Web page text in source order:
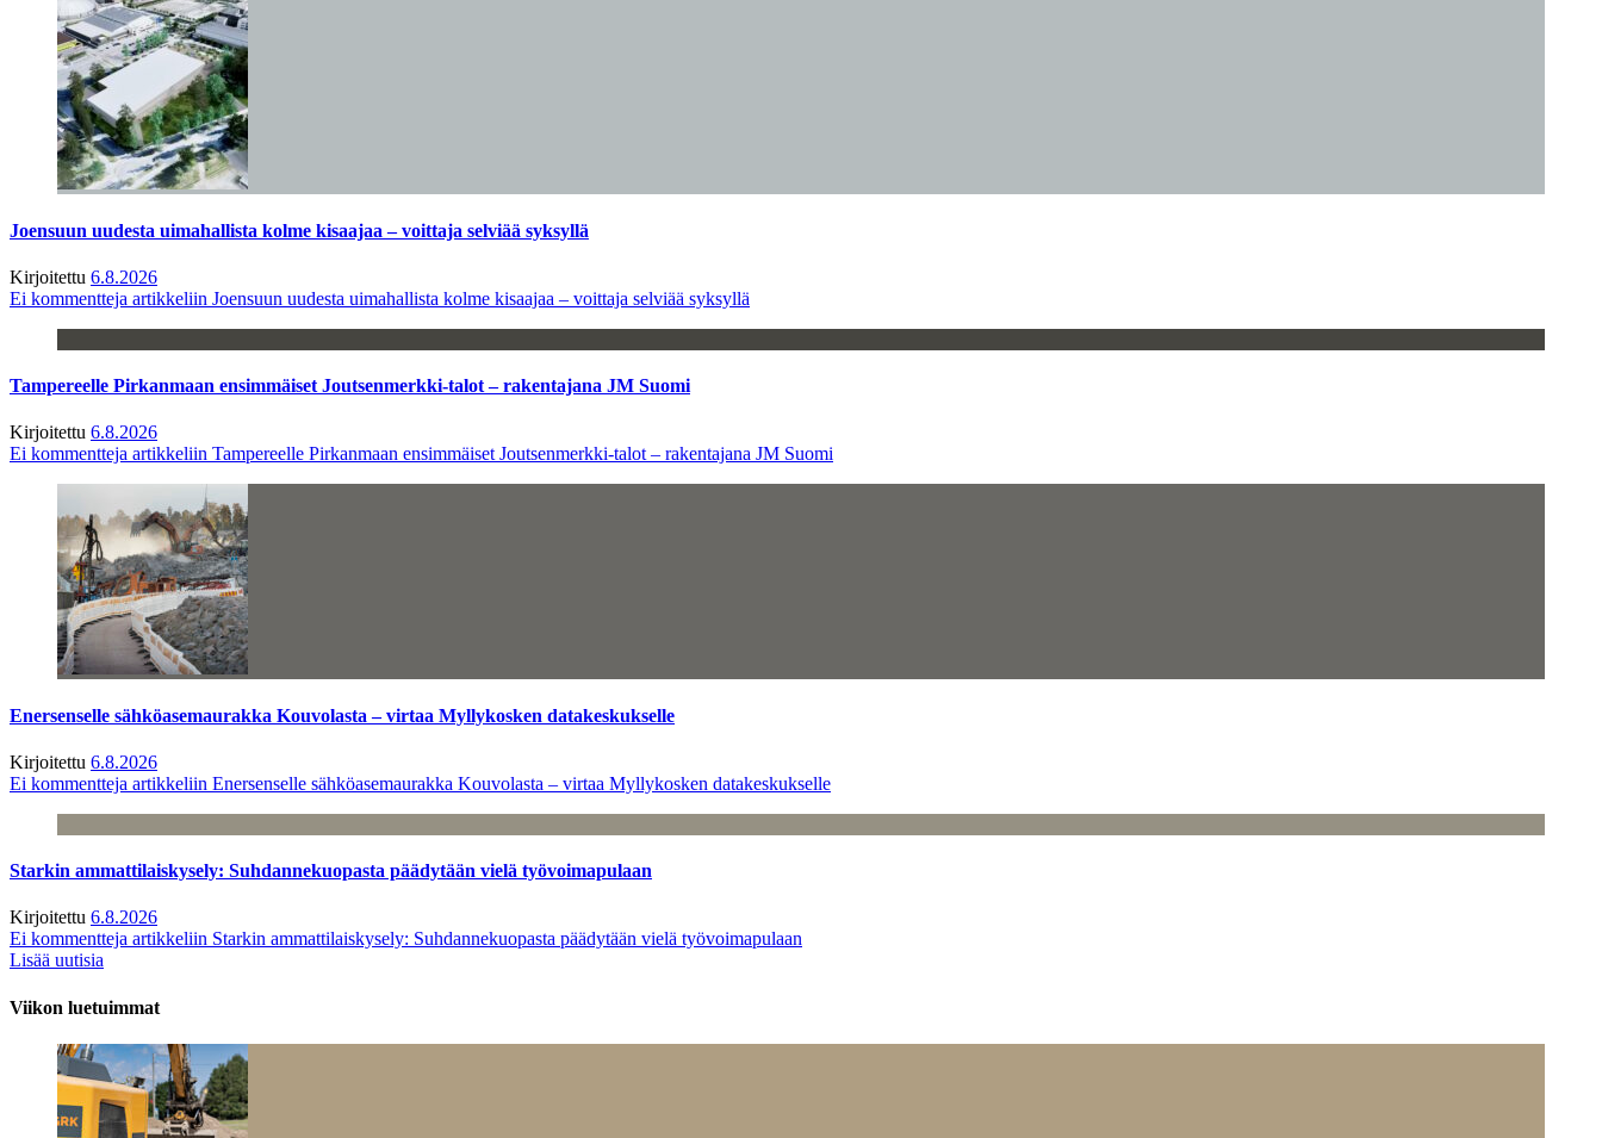
Joensuun uudesta uimahallista kolme kisaajaa – voittaja selviää syksyllä
Kirjoitettu 6.8.2026
Ei kommentteja artikkeliin Joensuun uudesta uimahallista kolme kisaajaa – voittaja selviää syksyllä
Tampereelle Pirkanmaan ensimmäiset Joutsenmerkki-talot – rakentajana JM Suomi
Kirjoitettu 6.8.2026
Ei kommentteja artikkeliin Tampereelle Pirkanmaan ensimmäiset Joutsenmerkki-talot – rakentajana JM Suomi
Enersenselle sähköasemaurakka Kouvolasta – virtaa Myllykosken datakeskukselle
Kirjoitettu 6.8.2026
Ei kommentteja artikkeliin Enersenselle sähköasemaurakka Kouvolasta – virtaa Myllykosken datakeskukselle
Starkin ammattilaiskysely: Suhdannekuopasta päädytään vielä työvoimapulaan
Kirjoitettu 6.8.2026
Ei kommentteja artikkeliin Starkin ammattilaiskysely: Suhdannekuopasta päädytään vielä työvoimapulaan
Lisää uutisia
Viikon luetuimmat